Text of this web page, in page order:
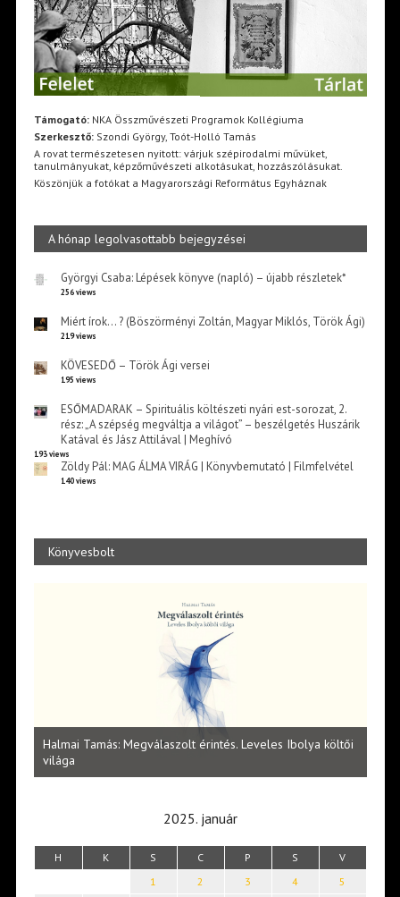
Támogató:NKA Összművészeti Programok Kollégiuma
Szerkesztő:Szondi György, Toót-Holló Tamás
A rovat természetesen nyitott: várjuk szépirodalmi művüket,
tanulmányukat, képzőművészeti alkotásukat, hozzászólásukat.
Köszönjük a fotókat a Magyarországi Református Egyháznak
A hónap legolvasottabb bejegyzései
Györgyi Csaba: Lépések könyve (napló) – újabb részletek*
256 views
Miért írok… ? (Böszörményi Zoltán, Magyar Miklós, Török Ági)
219 views
KÖVESEDŐ – Török Ági versei
195 views
ESŐMADARAK – Spirituális költészeti nyári est-sorozat, 2.
rész: „A szépség megváltja a világot” – beszélgetés Huszárik
Katával és Jász Attilával | Meghívó
193 views
Zöldy Pál: MAG ÁLMA VIRÁG | Könyvbemutató | Filmfelvétel
140 views
Könyvesbolt
Halmai Tamás: Megválaszolt érintés. Leveles Ibolya költői
világa
2025. január
H K S C P S V
1 2 3 4
5